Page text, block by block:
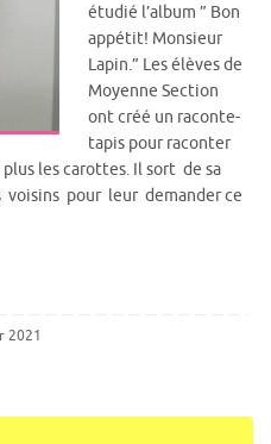
étudié l’album ” Bon
appétit! Monsieur
Lapin.” Les élèves de
Moyenne Section
ont créé un raconte-
tapis pour raconter
les carottes. Il sort de sa
voisins pour leur demander ce
2021